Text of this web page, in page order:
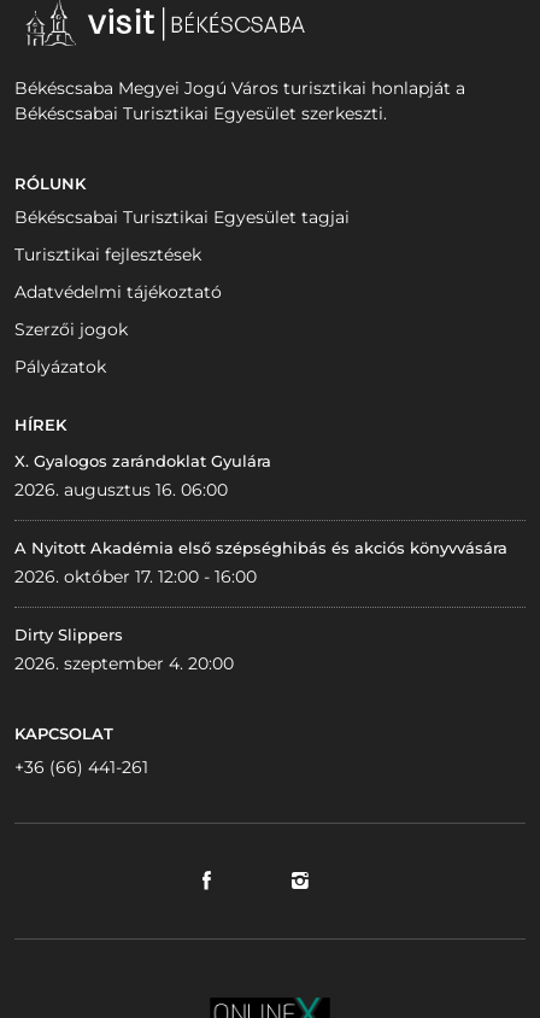
Békéscsaba Megyei Jogú Város turisztikai honlapját a
Békéscsabai Turisztikai Egyesület szerkeszti.
RÓLUNK
Békéscsabai Turisztikai Egyesület tagjai
Turisztikai fejlesztések
Adatvédelmi tájékoztató
Szerzői jogok
Pályázatok
HÍREK
X. Gyalogos zarándoklat Gyulára
2026. augusztus 16. 06:00
A Nyitott Akadémia első szépséghibás és akciós könyvvására
2026. október 17. 12:00 - 16:00
Dirty Slippers
2026. szeptember 4. 20:00
KAPCSOLAT
+36 (66) 441-261